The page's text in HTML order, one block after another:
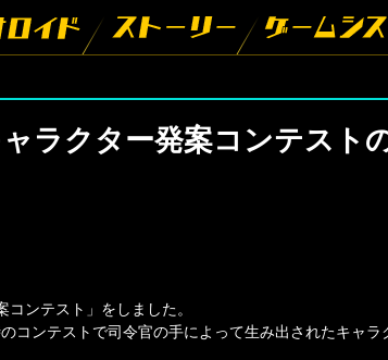
ャラクター発案コンテスト
ンテスト」をしました。
コンテストで司令官の手によって生み出されたキャラ